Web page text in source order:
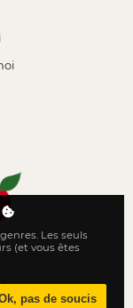
Les seuls
(et vous êtes
pas de soucis